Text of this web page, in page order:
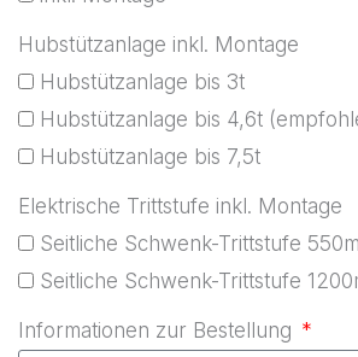
Hubstützanlage inkl. Montage
Hubstützanlage bis 3t
Hubstützanlage bis 4,6t
Hubstützanlage bis 7,5t
Elektrische Trittstufe inkl. Montage
Seitliche Schwenk-Trittstufe
Seitliche Schwenk-Trittstufe
Informationen zur Bestellung